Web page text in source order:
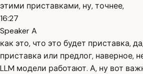
этими приставками, ну, точнее,
16:27
Speaker A
как это, что это будет приставка,
приставка или предлог, наверное,
LLM модели работают. А, ну вот